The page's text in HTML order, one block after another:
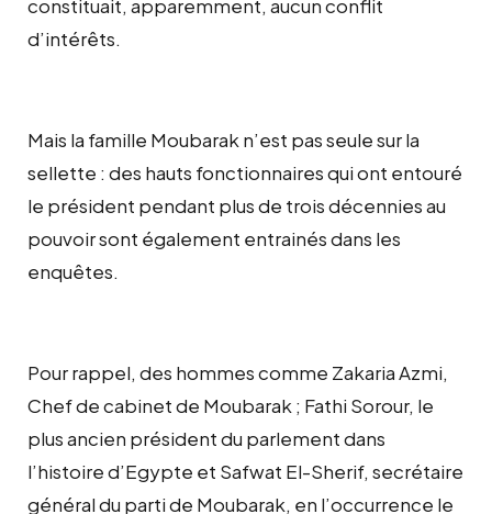
constituait, apparemment, aucun conflit
d’intérêts.
Mais la famille Moubarak n’est pas seule sur la
sellette : des hauts fonctionnaires qui ont entouré
le président pendant plus de trois décennies au
pouvoir sont également entrainés dans les
enquêtes.
Pour rappel, des hommes comme Zakaria Azmi,
Chef de cabinet de Moubarak ; Fathi Sorour, le
plus ancien président du parlement dans
l’histoire d’Egypte et Safwat El-Sherif, secrétaire
général du parti de Moubarak, en l’occurrence le